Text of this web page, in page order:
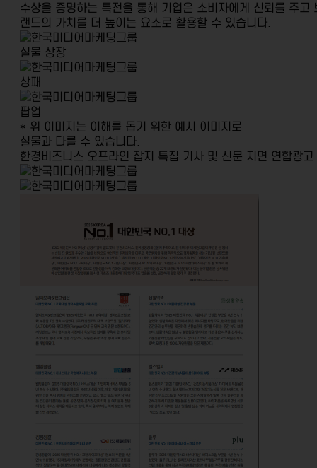
수상을 증명하는 특전을 통해 기업은 소비자에게 신뢰를 주고
랜드의 가치를 더 높이는 요소로 활용할 수 있습니다.
실물 상장
상패
팝업
* 위 이미지는 이해를 돕기 위한 예시 이미지로
실물과 다를 수 있습니다.
한경비즈니스 오프라인 잡지 특집 기사 및 신문 지면 연합광고